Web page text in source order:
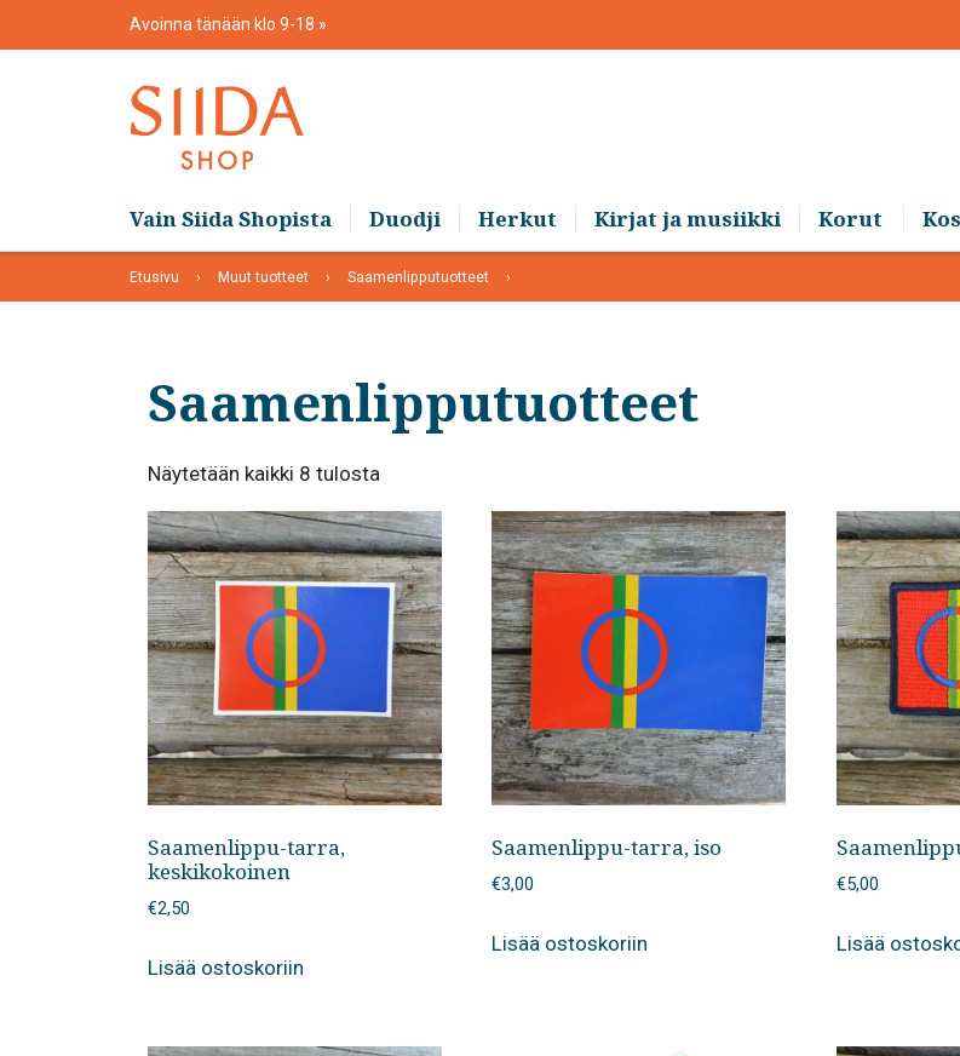
Avoinna tänään klo 9-18
Vain Siida Shopista Duodji Herkut Kirjat ja musiikki Korut
Etusivu Muut tuotteet Saamenlipputuotteet
Saamenlipputuotteet
Näytetään kaikki 8 tulosta
ensin
Saamenlippu-tarra,
keskikokoinen
€2,50
Lisää ostoskoriin
Saamenlippu-tarra, iso
€3,00
Lisää ostoskoriin
€5,00
Lisää